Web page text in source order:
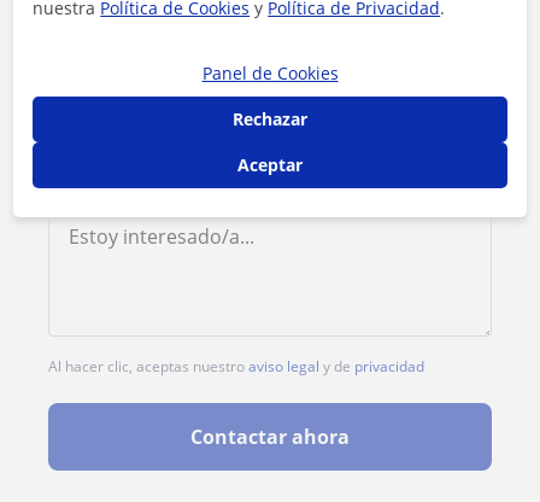
Al hacer clic, aceptas nuestroaviso legal y de privacidad
Contactar ahora
nuestra Política de Cookies y Política de Privacidad.
Panel de Cookies
Rechazar
Aceptar